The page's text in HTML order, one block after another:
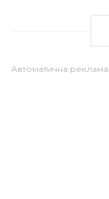
Автоматична реклама